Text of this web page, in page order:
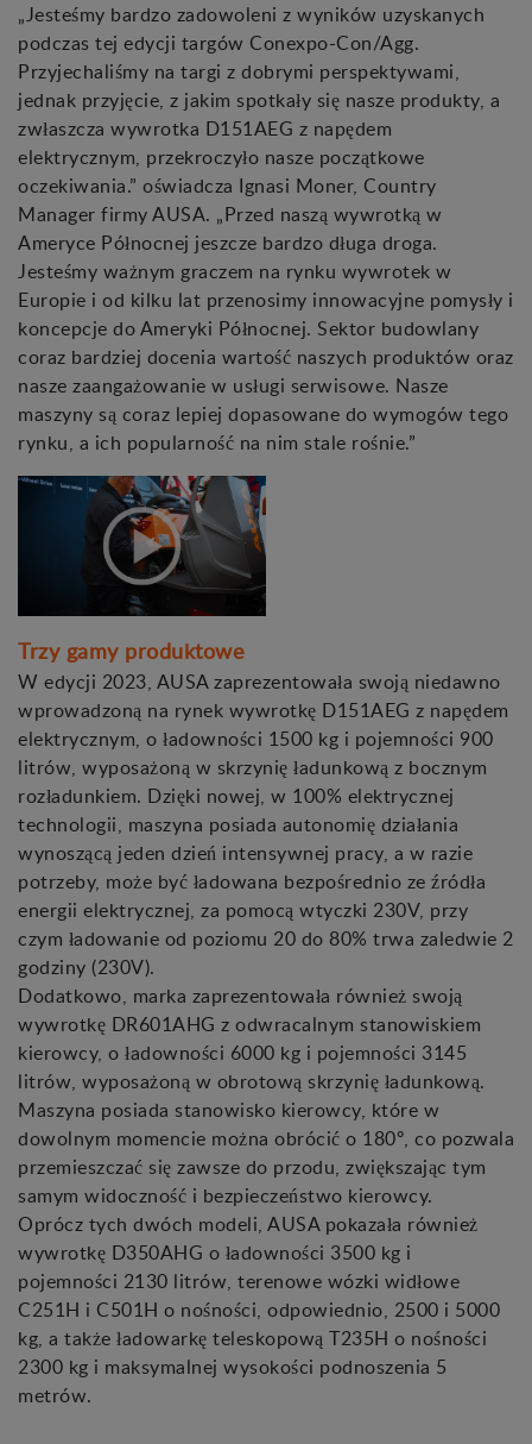
„Jesteśmy bardzo zadowoleni z wyników uzyskanych
podczas tej edycji targów Conexpo-Con/Agg.
Przyjechaliśmy na targi z dobrymi perspektywami,
jednak przyjęcie, z jakim spotkały się nasze produkty, a
zwłaszcza wywrotka D151AEG z napędem
elektrycznym, przekroczyło nasze początkowe
oczekiwania.” oświadcza Ignasi Moner, Country
Manager firmy AUSA. „Przed naszą wywrotką w
Ameryce Północnej jeszcze bardzo długa droga.
Jesteśmy ważnym graczem na rynku wywrotek w
Europie i od kilku lat przenosimy innowacyjne pomysły i
koncepcje do Ameryki Północnej. Sektor budowlany
coraz bardziej docenia wartość naszych produktów oraz
nasze zaangażowanie w usługi serwisowe. Nasze
maszyny są coraz lepiej dopasowane do wymogów tego
rynku, a ich popularność na nim stale rośnie.”
Trzy gamy produktowe
W edycji 2023, AUSA zaprezentowała swoją niedawno
wprowadzoną na rynek wywrotkę D151AEG z napędem
elektrycznym, o ładowności 1500 kg i pojemności 900
litrów, wyposażoną w skrzynię ładunkową z bocznym
rozładunkiem. Dzięki nowej, w 100% elektrycznej
technologii, maszyna posiada autonomię działania
wynoszącą jeden dzień intensywnej pracy, a w razie
potrzeby, może być ładowana bezpośrednio ze źródła
energii elektrycznej, za pomocą wtyczki 230V, przy
czym ładowanie od poziomu 20 do 80% trwa zaledwie 2
godziny (230V).
Dodatkowo, marka zaprezentowała również swoją
wywrotkę DR601AHG z odwracalnym stanowiskiem
kierowcy, o ładowności 6000 kg i pojemności 3145
litrów, wyposażoną w obrotową skrzynię ładunkową.
Maszyna posiada stanowisko kierowcy, które w
dowolnym momencie można obrócić o 180º, co pozwala
przemieszczać się zawsze do przodu, zwiększając tym
samym widoczność i bezpieczeństwo kierowcy.
Oprócz tych dwóch modeli, AUSA pokazała również
wywrotkę D350AHG o ładowności 3500 kg i
pojemności 2130 litrów, terenowe wózki widłowe
C251H i C501H o nośności, odpowiednio, 2500 i 5000
kg, a także ładowarkę teleskopową T235H o nośności
2300 kg i maksymalnej wysokości podnoszenia 5
metrów.